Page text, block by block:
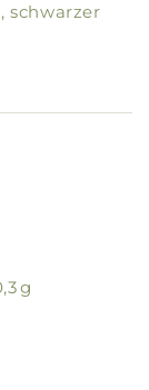
schwarzer
g